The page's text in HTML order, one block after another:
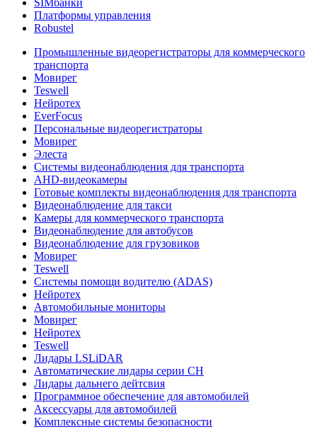
SIMбанки
Платформы управления
Robustel
Промышленные видеорегистраторы для коммерческого
транспорта
Мовирег
Teswell
Нейротех
EverFocus
Персональные видеорегистраторы
Мовирег
Элеста
Системы видеонаблюдения для транспорта
AHD-видеокамеры
Готовые комплекты видеонаблюдения для транспорта
Видеонаблюдение для такси
Камеры для коммерческого транспорта
Видеонаблюдение для автобусов
Видеонаблюдение для грузовиков
Мовирег
Teswell
Системы помощи водителю (ADAS)
Нейротех
Автомобильные мониторы
Мовирег
Нейротех
Teswell
Лидары LSLiDAR
Автоматические лидары серии CH
Лидары дальнего дейтсвия
Программное обеспечение для автомобилей
Аксессуары для автомобилей
Комплексные системы безопасности